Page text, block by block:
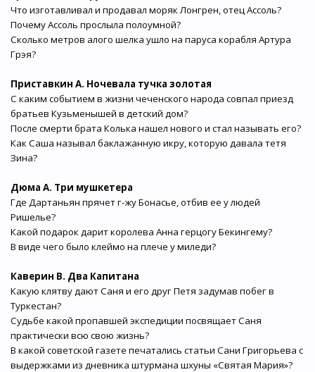
Что изготавливал и продавал моряк Лонгрен, отец Ассоль?
Почему Ассоль прослыла полоумной?
Сколько метров алого шелка ушло на паруса корабля Артура
Грэя?
Приставкин А. Ночевала тучка золотая
С каким событием в жизни чеченского народа совпал приезд
братьев Кузьменышей в детский дом?
После смерти брата Колька нашел нового и стал называть его?
Как Саша называл баклажанную икру, которую давала тетя
Зина?
Дюма А. Три мушкетера
Где Дартаньян прячет г-жу Бонасье, отбив ее у людей
Ришелье?
Какой подарок дарит королева Анна герцогу Бекингему?
В виде чего было клеймо на плече у миледи?
Каверин В. Два Капитана
Какую клятву дают Саня и его друг Петя задумав побег в
Туркестан?
Судьбе какой пропавшей экспедиции посвящает Саня
практически всю свою жизнь?
В какой советской газете печатались статьи Сани Григорьева с
выдержками из дневника штурмана шхуны «Святая Мария»?